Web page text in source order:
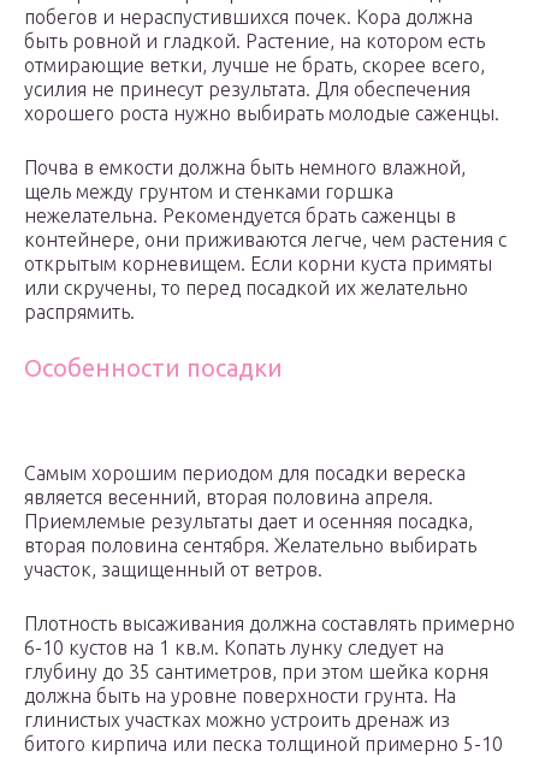
побегов и нераспустившихся почек. Кора должна
быть ровной и гладкой. Растение, на котором есть
отмирающие ветки, лучше не брать, скорее всего,
усилия не принесут результата. Для обеспечения
хорошего роста нужно выбирать молодые саженцы.
Почва в емкости должна быть немного влажной,
щель между грунтом и стенками горшка
нежелательна. Рекомендуется брать саженцы в
контейнере, они приживаются легче, чем растения с
открытым корневищем. Если корни куста примяты
или скручены, то перед посадкой их желательно
распрямить.
Особенности посадки
Самым хорошим периодом для посадки вереска
является весенний, вторая половина апреля.
Приемлемые результаты дает и осенняя посадка,
вторая половина сентября. Желательно выбирать
участок, защищенный от ветров.
Плотность высаживания должна составлять примерно
6-10 кустов на 1 кв.м. Копать лунку следует на
глубину до 35 сантиметров, при этом шейка корня
должна быть на уровне поверхности грунта. На
глинистых участках можно устроить дренаж из
битого кирпича или песка толщиной примерно 5-10